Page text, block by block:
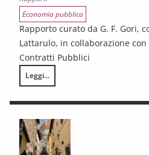
Economia pubblica
Rapporto curato da G. F. Gori,
Lattarulo, in collaborazione
Contratti Pubblici
Leggi...
I CONTRATTI PUBBLICI AL